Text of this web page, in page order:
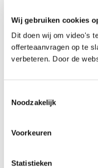
Wij gebruiken cookies
Dit doen wij om video's
offerteaanvragen op te
verbeteren. Door de
Noodzakelijk
Voorkeuren
Statistieken